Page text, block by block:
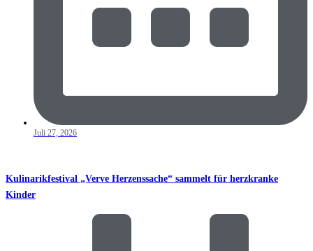
Juli 27, 2026
Kulinarikfestival „Verve Herzenssache“ sammelt für herzkranke
Kinder